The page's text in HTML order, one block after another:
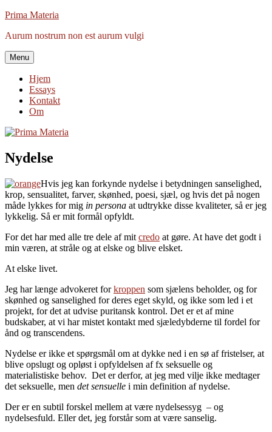
Videre
indhold
Prima Materia
Aurum nostrum non est aurum vulgi
Menu
Hjem
Essays
Kontakt
Om
Nydelse
Hvis jeg kan forkynde nydelse i betydningen sanselighed,
krop, sensualitet, farver, skønhed, poesi, sjæl, og hvis det på nogen
måde lykkes for mig in persona at udtrykke disse kvaliteter, så er jeg
lykkelig. Så er mit formål opfyldt.
For det har med alle tre dele af mit credo at gøre. At have det godt i
min væren, at stråle og at elske og blive elsket.
At elske livet.
Jeg har længe advokeret forkroppen som sjælens beholder, og for
skønhed og sanselighed for deres eget skyld, og ikke som led i et
projekt, for det at udvise puritansk kontrol. Det er et af mine
budskaber, at vi har mistet kontakt med sjæledybderne til fordel for
ånd og transcendens.
Nydelse er ikke et spørgsmål om at dykke ned i en sø af fristelser, at
blive opslugt og opløst i opfyldelsen af fx seksuelle og
materialistiske behov. Det er derfor, at jeg med vilje ikke medtager
det seksuelle, men det sensuelle i min definition af nydelse.
Der er en subtil forskel mellem at være nydelsessyg – og
nydelsesfuld. Eller det, jeg forstår som at være sanselig.